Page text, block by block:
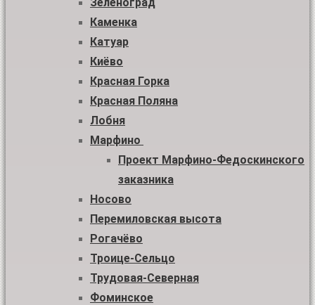
Каменка
Катуар
Киёво
Красная Горка
Красная Поляна
Лобня
Марфино
Проект Марфино-Федоскинского
заказника
Носово
Перемиловская высота
Рогачёво
Троице-Сельцо
Трудовая-Северная
Фоминское